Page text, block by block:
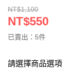
NT$1,100
NT$550
已賣出：5件
請選擇商品選項